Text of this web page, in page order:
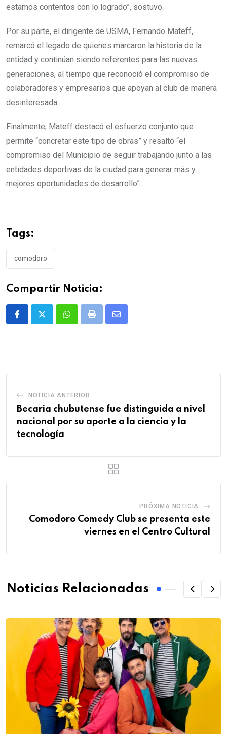
estamos contentos con lo logrado”, sostuvo.
Por su parte, el dirigente de USMA, Fernando Mateff,
remarcó el legado de quienes marcaron la historia de la
entidad y continúan siendo referentes para las nuevas
generaciones, al tiempo que reconoció el compromiso de
colaboradores y empresarios que apoyan al club de manera
desinteresada.
Finalmente, Mateff destacó el esfuerzo conjunto que
permite “concretar este tipo de obras” y resaltó “el
compromiso del Municipio de seguir trabajando junto a las
entidades deportivas de la ciudad para generar más y
mejores oportunidades de desarrollo”.
Tags:
comodoro
Compartir Noticia:
WhatsappPrint
Share
NOTICIA ANTERIOR
Becaria chubutense fue distinguida a nivel
nacional por su aporte a la ciencia y la
tecnología
PRÓXIMA NOTICIA
Comodoro Comedy Club se presenta este
viernes en el Centro Cultural
Noticias Relacionadas